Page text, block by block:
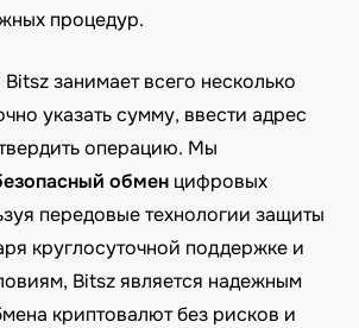
процедур.
занимает всего несколько
указать сумму, ввести адрес
операцию. Мы
обмен цифровых
передовые технологии защиты
круглосуточной поддержке и
Bitsz является надежным
криптовалют без рисков и